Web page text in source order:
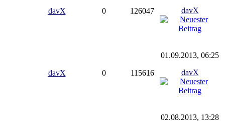
davX 0 126047
davX
davX 0 115616
01.09.2013, 06:25
davX
02.08.2013, 13:28